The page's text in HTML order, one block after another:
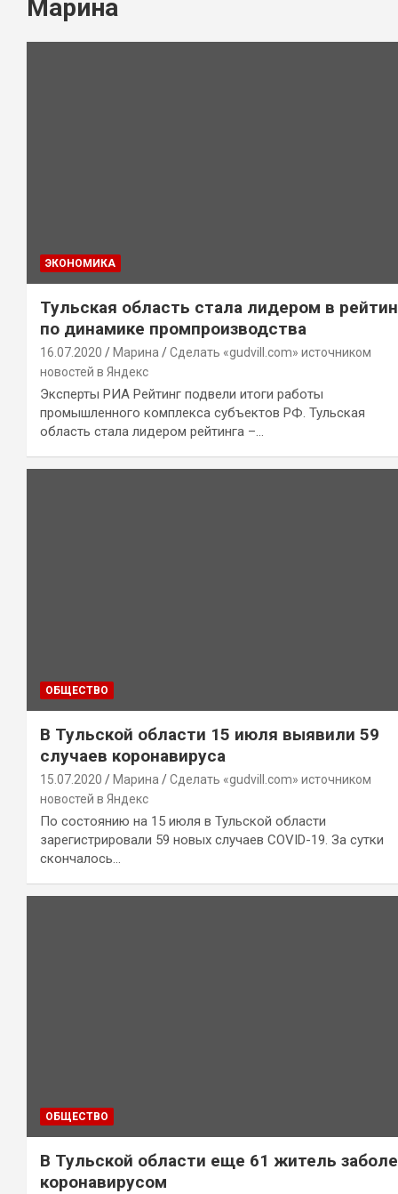
Марина
ЭКОНОМИКА
Тульская область стала лидером в
по динамике промпроизводства
16.07.2020 Марина
Сделать «gudvill.com» источником
новостей в Яндекс
Эксперты РИА Рейтинг подвели итоги работы
промышленного комплекса субъектов РФ. Тульская
область стала лидером рейтинга –…
ОБЩЕСТВО
В Тульской области 15 июля выявили 59
случаев коронавируса
15.07.2020 Марина
Сделать «gudvill.com» источником
новостей в Яндекс
По состоянию на 15 июля в Тульской области
зарегистрировали 59 новых случаев COVID-19. За сутки
скончалось…
ОБЩЕСТВО
В Тульской области еще 61 житель
коронавирусом